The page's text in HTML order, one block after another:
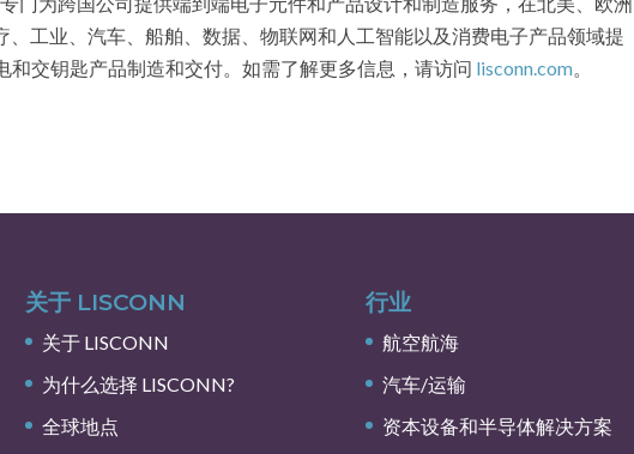
工业、汽车、船舶、数据、物联网和人工智能以及消费电子产品领域提
交钥匙产品制造和交付。如需了解更多信息，请访问 lisconn.com。
关于 LISCONN
关于 LISCONN
为什么选择 LISCONN?
全球地点
行业
航空航海
汽车/运输
资本设备和半导体解决方案